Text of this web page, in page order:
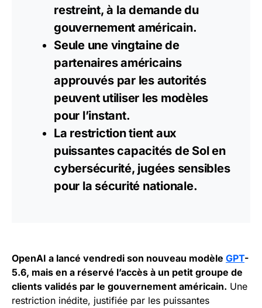
restreint, à la demande du
gouvernement américain.
Seule une vingtaine de
partenaires américains
approuvés par les autorités
peuvent utiliser les modèles
pour l’instant.
La restriction tient aux
puissantes capacités de Sol en
cybersécurité, jugées sensibles
pour la sécurité nationale.
OpenAI a lancé vendredi son nouveau modèle GPT-
5.6, mais en a réservé l’accès à un petit groupe de
clients validés par le gouvernement américain. Une
restriction inédite, justifiée par les puissantes